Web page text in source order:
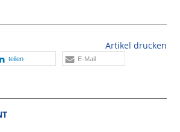
Artikel drucken
teilen E-Mail